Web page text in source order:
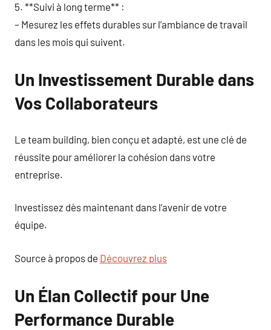
5. **Suivi à long terme** :
– Mesurez les effets durables sur l’ambiance de travail
dans les mois qui suivent.
Un Investissement Durable dans
Vos Collaborateurs
Le team building, bien conçu et adapté, est une clé de
réussite pour améliorer la cohésion dans votre
entreprise.
Investissez dès maintenant dans l’avenir de votre
équipe.
Source à propos de Découvrez plus
Un Élan Collectif pour Une
Performance Durable